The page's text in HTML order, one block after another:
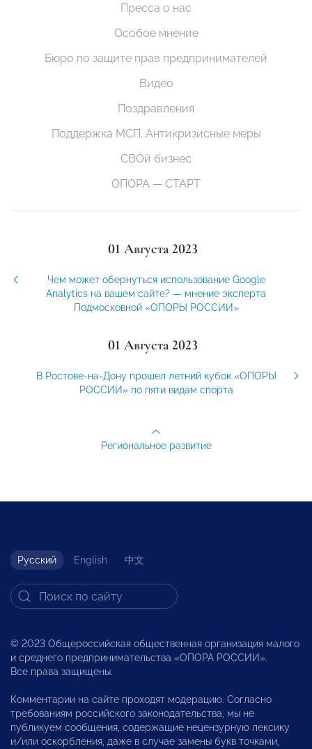
Пресса о нас
Особое мнение
Бюро по защите прав предпринимателей
Видео
Поздравления
Поддержка МСП. Антикризисные меры
СВОй бизнес
ОПОРА — СТАРТ
01 Августа 2023
Чем может обернуться использование Google
Analytics на вашем сайте? — мнение эксперта
Подмосковной «ОПОРЫ РОССИИ»
01 Августа 2023
В Ростове-на-Дону прошел летний кубок «ОПОРЫ
РОССИИ» по пяти видам спорта
Региональное развитие
Русский English 中文
© 2023 Общероссийская общественная организация малого
и среднего предпринимательства «ОПОРА РОССИИ».
Все права защищены.
Комментарии на сайте проходят модерацию. Согласно
требованиям российского законодательства, мы не
публикуем сообщения, содержащие нецензурную лексику
и/или оскорбления, даже в случае замены букв точками,